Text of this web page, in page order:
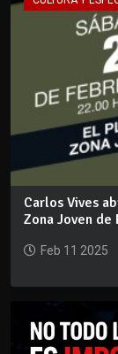
Carlos Vives
Zona Joven de
Feb 11 2025